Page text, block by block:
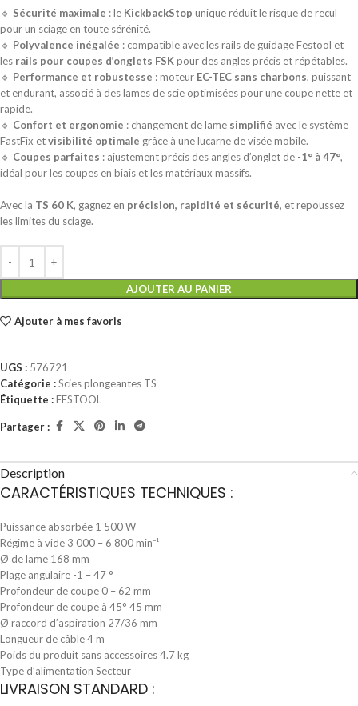
🔹 Sécurité maximale : le KickbackStop unique réduit le risque de recul
pour un sciage en toute sérénité.
🔹 Polyvalence inégalée : compatible avec les rails de guidage Festool et
les rails pour coupes d’onglets FSKpour des angles précis et répétables.
🔹 Performance et robustesse : moteur EC-TEC sans charbons, puissant
et endurant, associé à des lames de scie optimisées pour une coupe nette et
rapide.
🔹 Confort et ergonomie : changement de lame simplifié avec le système
FastFix etvisibilité optimale grâce à une lucarne de visée mobile.
🔹 Coupes parfaites : ajustement précis des angles d’onglet de -1° à 47°,
idéal pour les coupes en biais et les matériaux massifs.
Avec la TS 60 K, gagnez en précision, rapidité et sécurité, et repoussez
les limites du sciage.
AJOUTER AU PANIER
Ajouter à mes favoris
UGS : 576721
Catégorie :Scies plongeantes TS
Étiquette :FESTOOL
Partager :
Description
CARACTÉRISTIQUES TECHNIQUES :
Puissance absorbée 1 500 W
Régime à vide 3 000 – 6 800 min⁻¹
Ø de lame 168 mm
Plage angulaire -1 – 47 °
Profondeur de coupe 0 – 62 mm
Profondeur de coupe à 45° 45 mm
Ø raccord d’aspiration 27/36 mm
Longueur de câble 4 m
Poids du produit sans accessoires 4.7 kg
Type d’alimentation Secteur
LIVRAISON STANDARD :